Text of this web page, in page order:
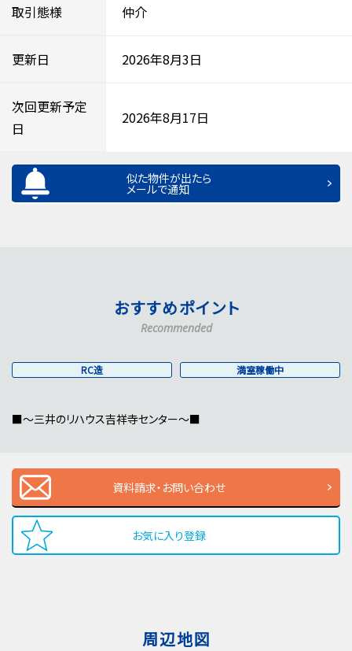
取引態様 仲介
更新日 2026年8月3日
次回更新予定
日
2026年8月17日
似た物件が出たら
メールで通知
おすすめポイント
Recommended
RC造 満室稼働中
■～三井のリハウス吉祥寺センター～■
資料請求・お問い合わせ
お気に入り登録
周辺地図